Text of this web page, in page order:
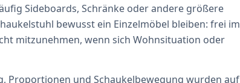
Sideboards, Schränke oder andere größere
bewusst ein Einzelmöbel bleiben: frei im
mitzunehmen, wenn sich Wohnsituation oder
Proportionen und Schaukelbewegung wurden auf